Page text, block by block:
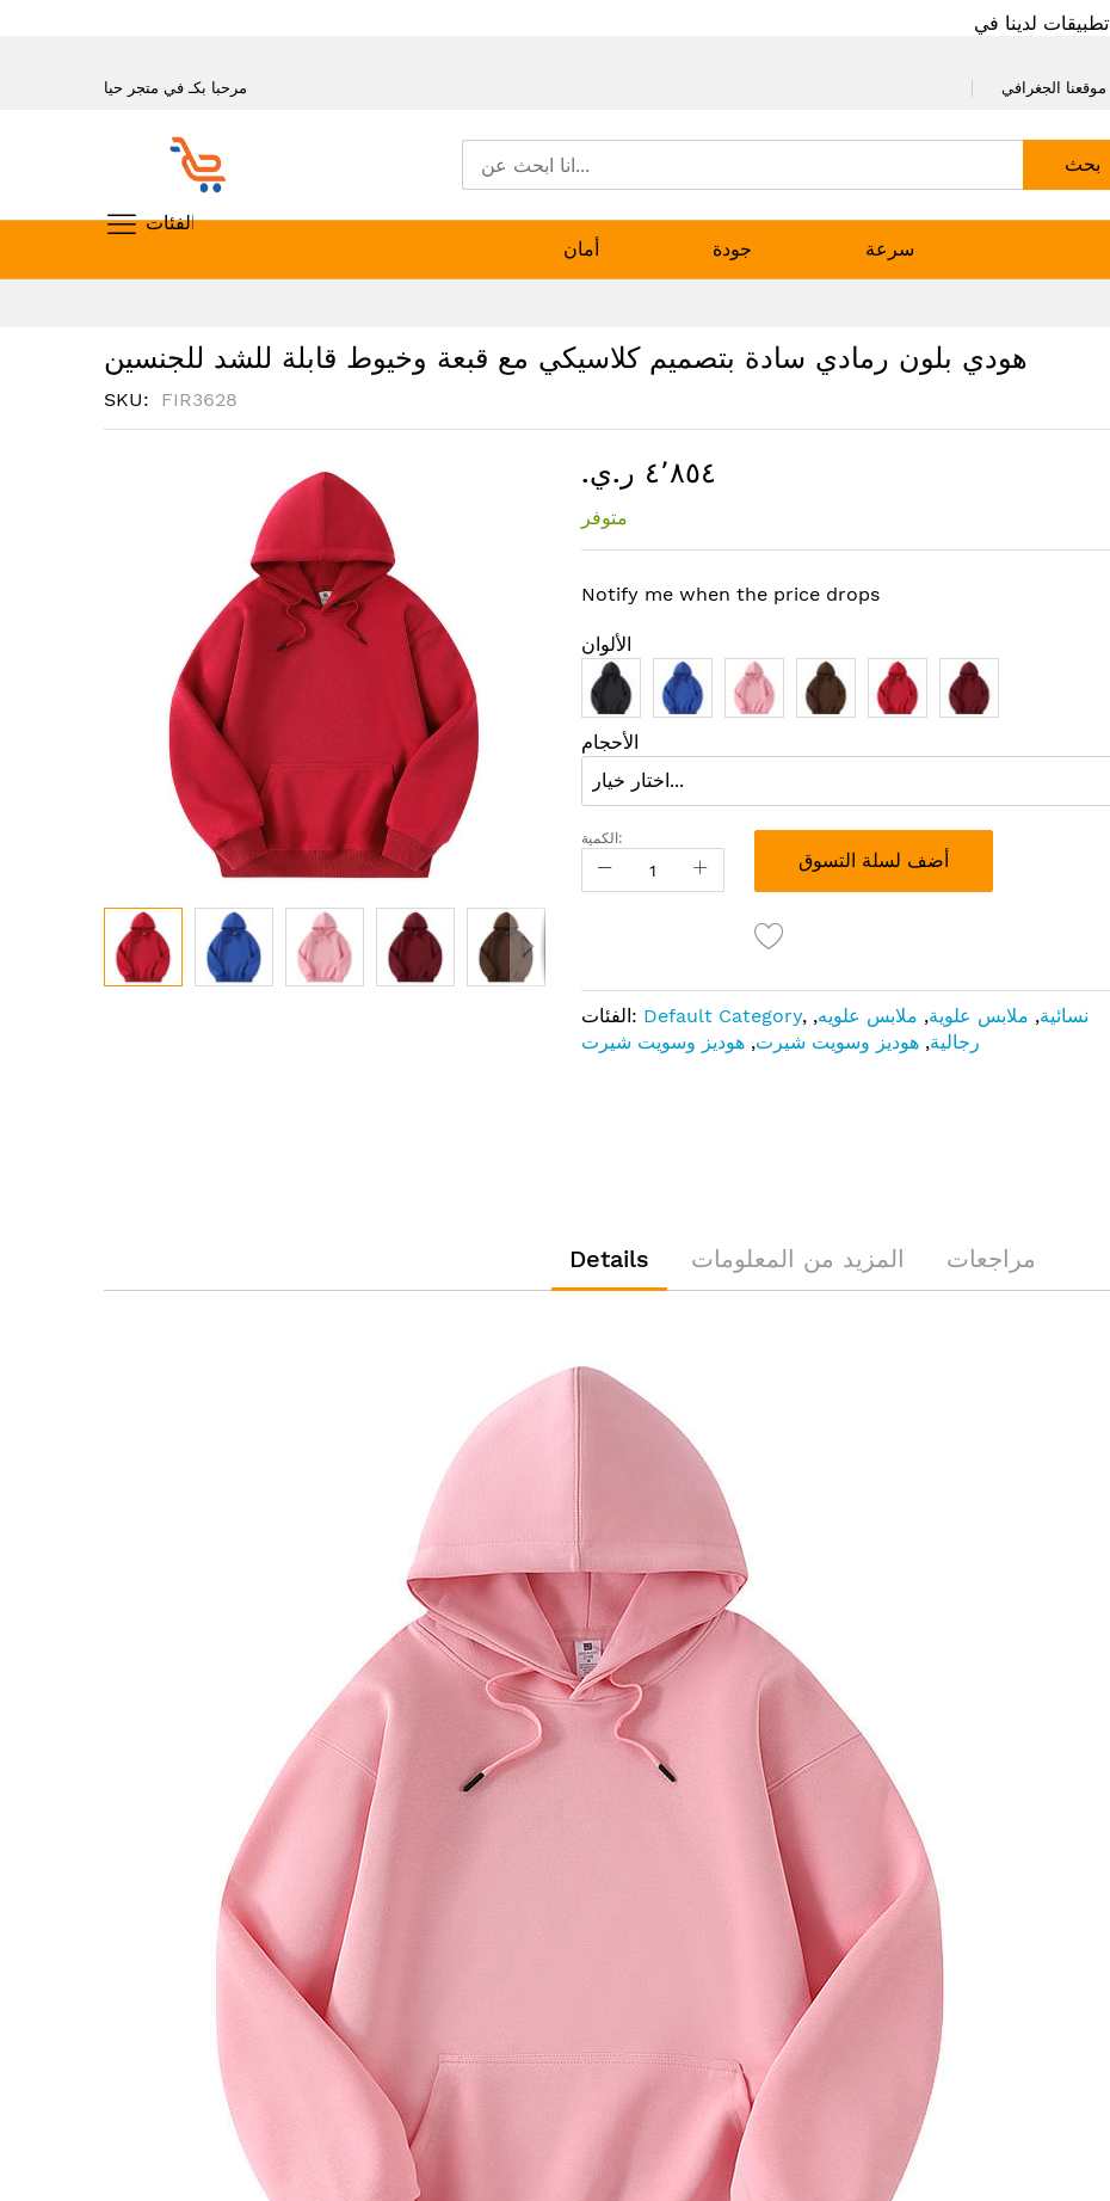
تطبيقات لدينا في
مرحبا بكـ في متجر حيا موقعنا الجغرافي
تسوق حسب الفئات
بحث
أمان جودة سرعة
هودي بلون رمادي سادة بتصميم كلاسيكي مع قبعة وخيوط قابلة للشد للجنسين
SKU FIR3628
٤٬٨٥٤ ر.ي.‏
متوفر
Notify me when the price drops
الألوان
الأحجام
الكمية:
أضف لسلة التسوق
الفئات: Default Category, نسائية, ملابس علوية, ملابس علويه,
رجالية, هوديز وسويت شيرت, هوديز وسويت شيرت
Details المزيد من المعلومات مراجعات